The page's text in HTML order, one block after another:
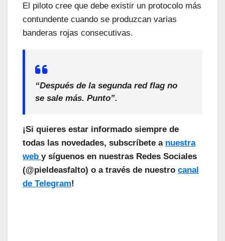
El piloto cree que debe existir un protocolo más
contundente cuando se produzcan varias
banderas rojas consecutivas.
“Después de la segunda red flag no
se sale más. Punto”.
¡Si quieres estar informado siempre de
todas las novedades, subscríbete a nuestra
web y síguenos en nuestras Redes Sociales
(@pieldeasfalto) o a través de nuestro canal
de Telegram!